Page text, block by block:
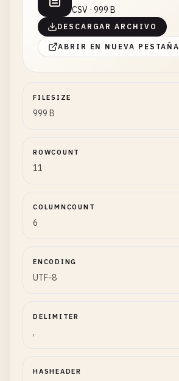
CSV · 999 B
DESCARGAR ARCHIVO
ABRIR EN NUEVA PESTAÑA
FILESIZE
999 B
ROWCOUNT
11
COLUMNCOUNT
6
ENCODING
UTF-8
DELIMITER
,
HASHEADER